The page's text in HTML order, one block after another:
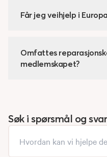
Får jeg veihjelp i
Omfattes
medlemskapet?
Søk i spørsmål og svar